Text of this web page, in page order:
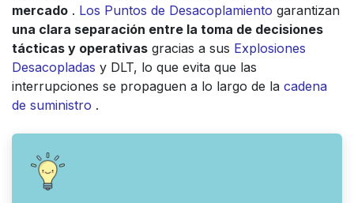
mercado . Los Puntos de Desacoplamiento garantizan
una clara separación entre la toma de decisiones
tácticas y operativas gracias a sus Explosiones
Desacopladas y DLT, lo que evita que las
interrupciones se propaguen a lo largo de la cadena
de suministro .